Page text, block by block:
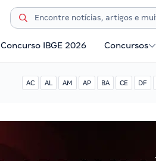
Concurso IBGE 2026 Concursos
AC AL AM AP BA CE DF